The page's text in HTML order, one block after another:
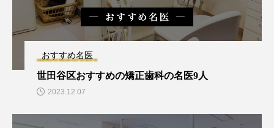
おすすめ名医
世田谷区おすすめの矯正歯科の名医9人
2023.12.07